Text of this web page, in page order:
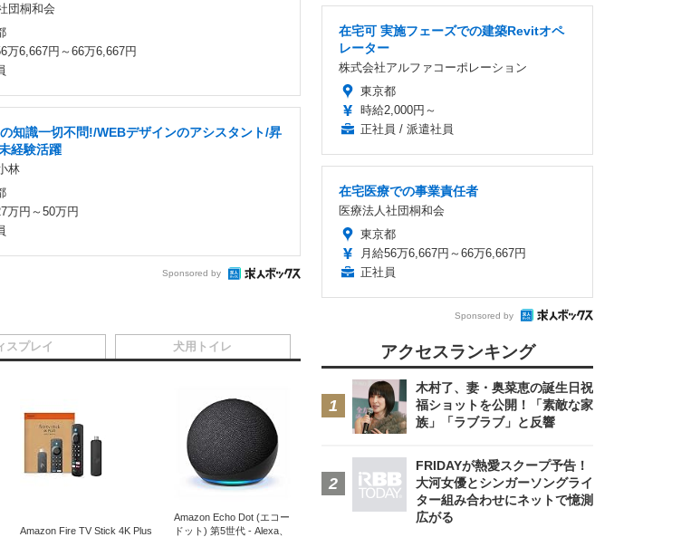
団桐和会
万6,667円～66万6,667円
知識一切不問!/WEBデザインのアシスタント/昇
経験活躍
林
万円～50万円
Sponsored by
Amazon Fire TV Stick 4K Plus
Amazon Echo Dot (エコー
ドット) 第5世代 - Alexa、
スプレイ 犬用トイレ
在宅可 実施フェーズでの建築Revitオペ
レーター
株式会社アルファコーポレーション
東京都
時給2,000円～
正社員 / 派遣社員
在宅医療での事業責任者
医療法人社団桐和会
東京都
月給56万6,667円～66万6,667円
正社員
Sponsored by
アクセスランキング
木村了、妻・奥菜恵の誕生日祝
福ショットを公開！「素敵な家
族」「ラブラブ」と反響
FRIDAYが熱愛スクープ予告！
大河女優とシンガーソングライ
ター組み合わせにネットで憶測
広がる